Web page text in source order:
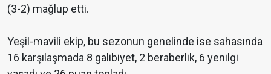
(3-2) mağlup etti.
Yeşil-mavili ekip, bu sezonun genelinde ise sahasında
16 karşılaşmada 8 galibiyet, 2 beraberlik, 6 yenilgi